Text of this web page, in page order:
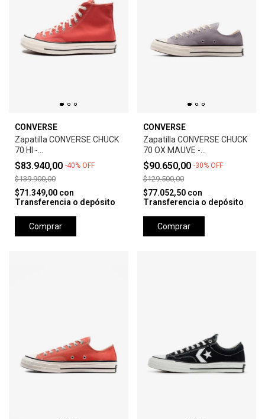
CONVERSE
Zapatilla CONVERSE CHUCK
70 HI -
RHUBARB/EGRET/BLACK
$83.940,00 -40% OFF
$139.900,00
$71.349,00 con
Transferencia o depósito
Comprar
CONVERSE
Zapatilla CONVERSE CHUCK
70 OX MAUVE -
STONE/EGRET/BLACK
$90.650,00 -30% OFF
$129.500,00
$77.052,50 con
Transferencia o depósito
Comprar